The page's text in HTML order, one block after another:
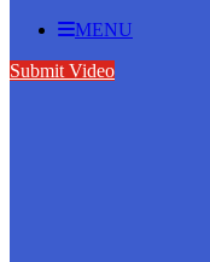
MENU
Submit Video